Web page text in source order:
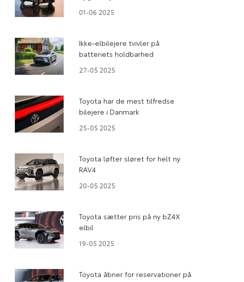
01-06 2025
Ikke-elbilejere tvivler på
batteriets holdbarhed
27-05 2025
Toyota har de mest tilfredse
bilejere i Danmark
25-05 2025
Toyota løfter sløret for helt ny
RAV4
20-05 2025
Toyota sætter pris på ny bZ4X
elbil
19-05 2025
Toyota åbner for reservationer på